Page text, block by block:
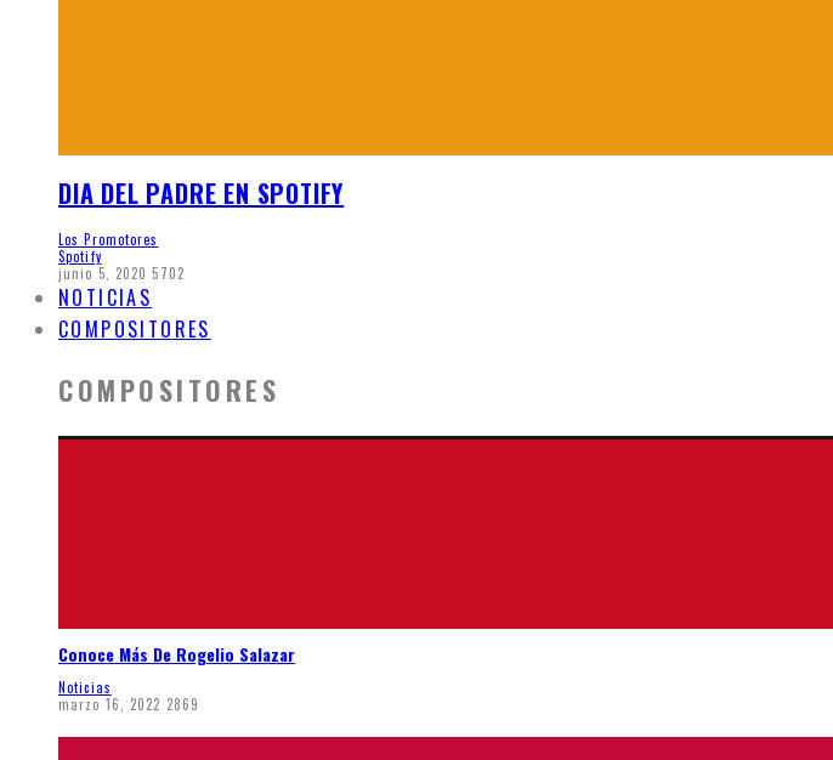
DIA DEL PADRE EN SPOTIFY
Los Promotores
Spotify
junio 5, 2020 5702
NOTICIAS
COMPOSITORES
COMPOSITORES
Conoce Más De Rogelio Salazar
Noticias
marzo 16, 2022 2869